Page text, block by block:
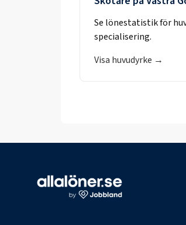
Se lönestatistik för
specialisering.
Visa huvudyrke →